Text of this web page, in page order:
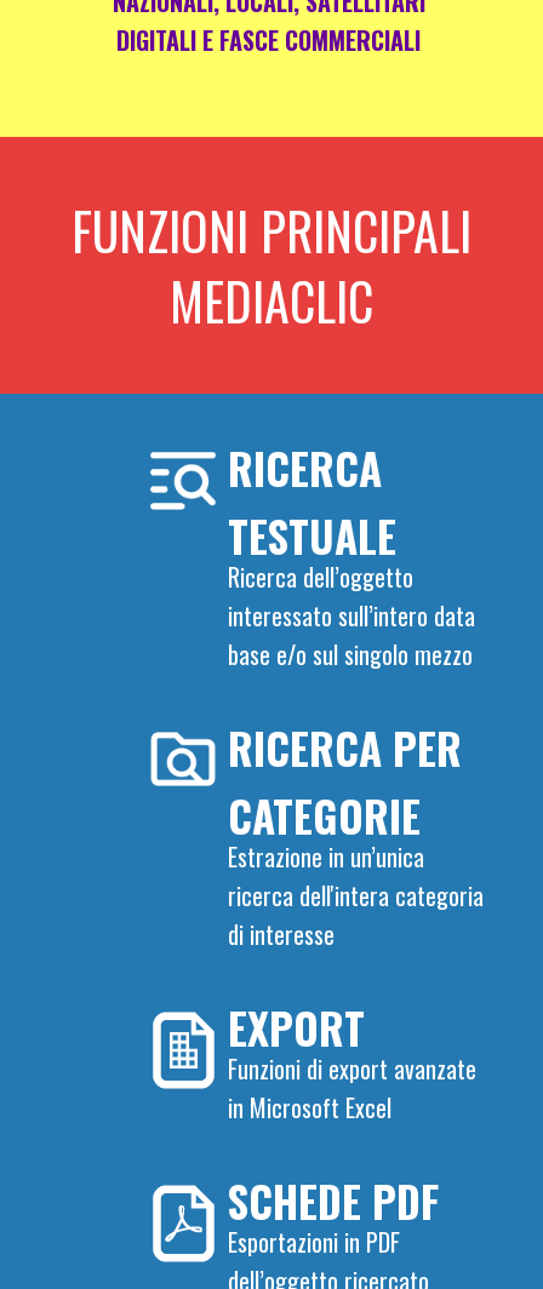
DIGITALI E FASCE COMMERCIALI
FUNZIONI PRINCIPALI
MEDIACLIC
RICERCA
TESTUALE
Ricerca dell’oggetto
interessato sull’intero data
base e/o sul singolo mezzo
RICERCA PER
CATEGORIE
Estrazione in un’unica
ricerca dell'intera categoria
di interesse
EXPORT
Funzioni di export avanzate
in Microsoft Excel
SCHEDE PDF
Esportazioni in PDF
dell’oggetto ricercato